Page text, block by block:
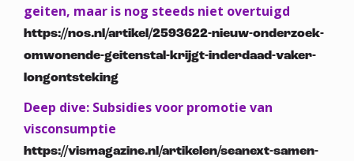
geiten, maar is nog steeds niet overtuigd
https://nos.nl/artikel/2593622-nieuw-onderzoek-
omwonende-geitenstal-krijgt-inderdaad-vaker-
longontsteking
Deep dive: Subsidies voor promotie van
visconsumptie
https://vismagazine.nl/artikelen/seanext-samen-